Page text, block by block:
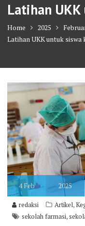
Latihan
Home 2025
Latihan UKK untuk siswa
4Feb 2025
redaksi Artikel,
sekolah farmasi,